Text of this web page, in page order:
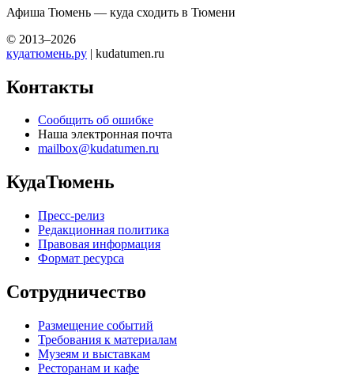
Афиша Тюмень — куда сходить в Тюмени
© 2013–2026
кудатюмень.ру | kudatumen.ru
Контакты
Сообщить об ошибке
Наша электронная почта
mailbox@kudatumen.ru
КудаТюмень
Пресс-релиз
Редакционная политика
Правовая информация
Формат ресурса
Сотрудничество
Размещение событий
Требования к материалам
Музеям и выставкам
Ресторанам и кафе